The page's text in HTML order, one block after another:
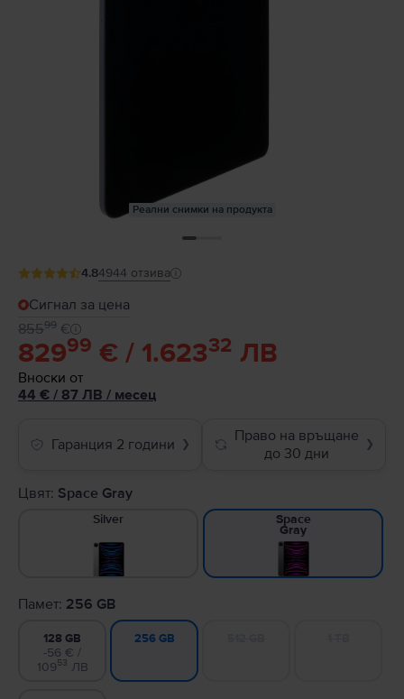
Реални снимки на продукта
4.84944 отзива
Сигнал за цена
82999 € / 1.62332 ЛВ
85599 €
Вноски от
44 € / 87 ЛВ / месец
Гаранция 2 години ❯
Право на връщане
до 30 дни
❯
Цвят: Space Gray
Silver Space
Gray
Памет: 256 GB
128 GB
-56 € /
10953 ЛВ
256 GB